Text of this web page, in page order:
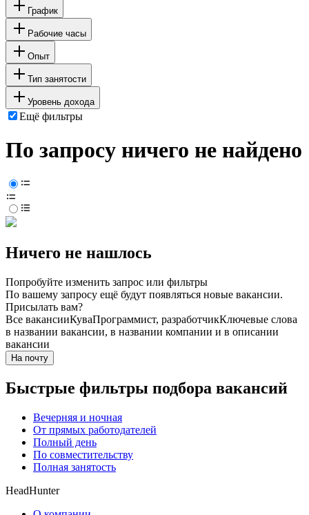
График
Рабочие часы
Опыт
Тип занятости
Уровень дохода
Ещё фильтры
По запросу ничего не найдено
Ничего не нашлось
Попробуйте изменить запрос или фильтры
По вашему запросу ещё будут появляться новые вакансии.
Присылать вам?
Все вакансииКуваПрограммист, разработчикКлючевые слова
в названии вакансии, в названии компании и в описании
вакансии
На почту
Быстрые фильтры подбора вакансий
Вечерняя и ночная
От прямых работодателей
Полный день
По совместительству
Полная занятость
HeadHunter